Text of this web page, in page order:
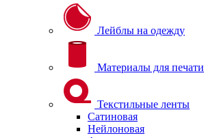
Лейблы на одежду
Материалы для печати
Текстильные ленты
Сатиновая
Нейлоновая